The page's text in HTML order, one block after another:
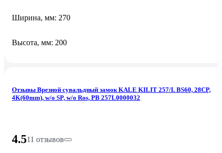
Ширина, мм: 270
Высота, мм: 200
Отзывы Врезной сувальдный замок KALE KILIT 257/L BS60, 28CP,
4K(60mm), w/o SP, w/o Ros, PB 257L0000032
4.511 отзывов